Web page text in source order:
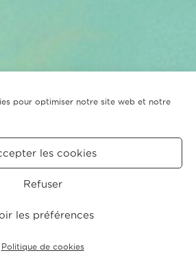
pour optimiser notre site web et notre
les cookies
Refuser
les préférences
Politique de cookies